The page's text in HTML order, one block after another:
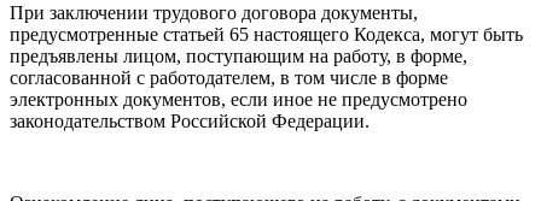
При заключении трудового договора документы,
предусмотренные статьей 65 настоящего Кодекса, могут быть
предъявлены лицом, поступающим на работу, в форме,
согласованной с работодателем, в том числе в форме
электронных документов, если иное не предусмотрено
законодательством Российской Федерации.